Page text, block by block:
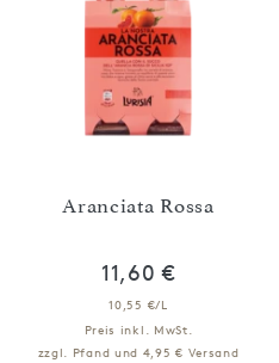
Aranciata Rossa
11,60 €
10,55 €/L
Preis inkl. MwSt.
zzgl. Pfand und 4,95 € Versand